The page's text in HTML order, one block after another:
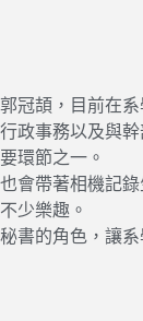
冠頡，目前在系
政事務以及與
環節之一。
會帶著相機記
少樂趣。
書的角色，讓